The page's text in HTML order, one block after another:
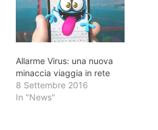
Allarme Virus: una nuova
minaccia viaggia in rete
8 Settembre 2016
In "News"